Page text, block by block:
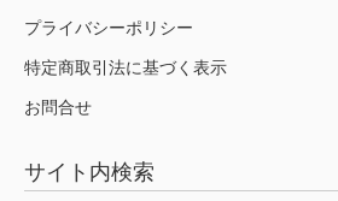
プライバシーポリシー
特定商取引法に基づく表示
お問合せ
サイト内検索